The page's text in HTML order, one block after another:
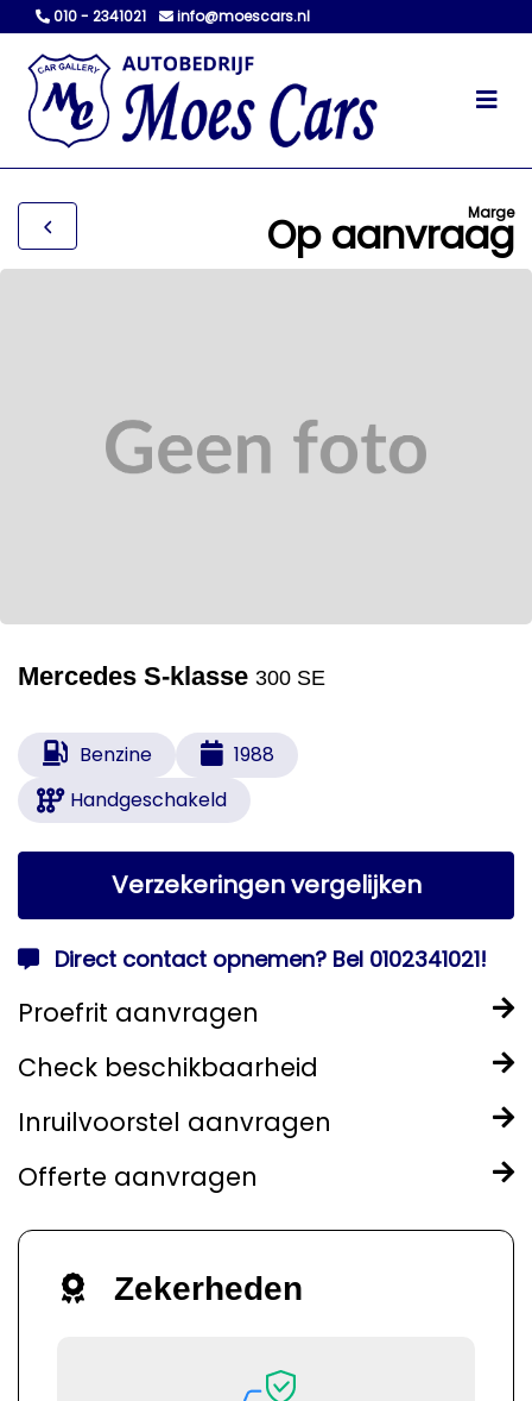
010 - 2341021 info@moescars.nl
Marge
Op aanvraag
Mercedes S-klasse 300 SE
Benzine
1988
Handgeschakeld
Verzekeringen vergelijken
Direct contact opnemen? Bel 0102341021!
Proefrit aanvragen
Check beschikbaarheid
Inruilvoorstel aanvragen
Offerte aanvragen
Zekerheden